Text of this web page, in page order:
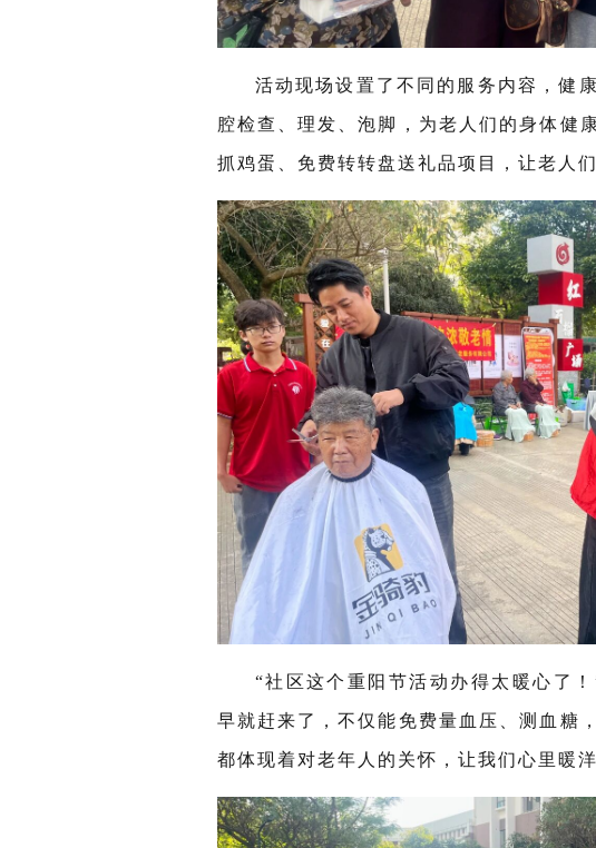
活动现场设置了不同的服务内容，健
腔检查、理发、泡脚，为老人们的身体健
抓鸡蛋、免费转转盘送礼品项目，让老人
“社区这个重阳节活动办得太暖心了！
早就赶来了，不仅能免费量血压、测血糖
都体现着对老年人的关怀，让我们心里暖洋